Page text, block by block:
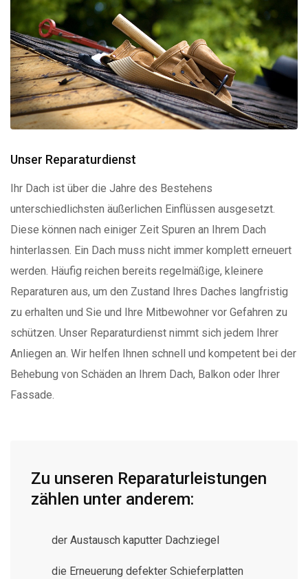
Unser Reparaturdienst
Ihr Dach ist über die Jahre des Bestehens
unterschiedlichsten äußerlichen Einflüssen ausgesetzt.
Diese können nach einiger Zeit Spuren an Ihrem Dach
hinterlassen. Ein Dach muss nicht immer komplett erneuert
werden. Häufig reichen bereits regelmäßige, kleinere
Reparaturen aus, um den Zustand Ihres Daches langfristig
zu erhalten und Sie und Ihre Mitbewohner vor Gefahren zu
schützen. Unser Reparaturdienst nimmt sich jedem Ihrer
Anliegen an. Wir helfen Ihnen schnell und kompetent bei der
Behebung von Schäden an Ihrem Dach, Balkon oder Ihrer
Fassade.
Zu unseren Reparaturleistungen
zählen unter anderem:
der Austausch kaputter Dachziegel
die Erneuerung defekter Schieferplatten